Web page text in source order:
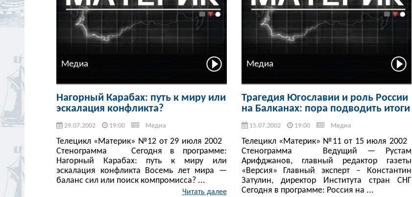
Медиа
Нагорный Карабах: путь к миру или
эскалация конфликта?
29.07.2002 19:00 Медиа
Телецикл «Материк» №12 от 29 июля 2002
Стенограмма Сегодня в программе:
Нагорный Карабах: путь к миру или
эскалация конфликта Восемь лет мира —
баланс сил или поиск компромисса? ...
Читать далее
Медиа
Трагедия Югославии и роль России
на Балканах: пора подводить итоги
15.07.2002 19:00 Медиа
Телецикл «Материк» №11 от 15 июля 2002
Стенограмма Ведущий — Рустам
Арифджанов, главный редактор газеты
«Версия» Главный эксперт – Константин
Затулин, директор Института стран СНГ
Сегодня в программе: Россия на ...